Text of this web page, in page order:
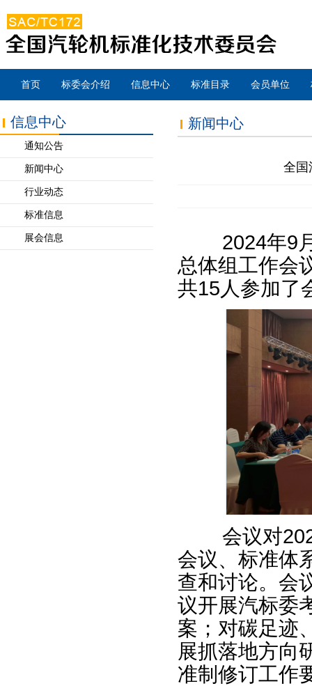
首页 标委会介绍 信息中心 标准目录 会员单位
信息中心
通知公告
新闻中心
行业动态
标准信息
展会信息
新闻中心
全国
2024年9月
总体组工作会
共15人参加了
会议对2024
会议、标准体
查和讨论。会
议开展汽标委
案；对碳足迹
展抓落地方向
准制修订工作